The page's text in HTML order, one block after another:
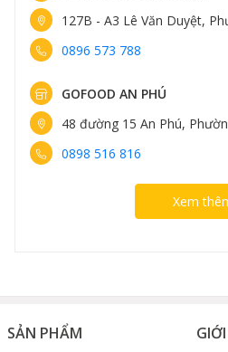
127B - A3 Lê Văn Duyệt,
0896 573 788
GOFOOD AN PHÚ
48 đường 15 An Phú,
0898 516 816
Xem
SẢN PHẨM